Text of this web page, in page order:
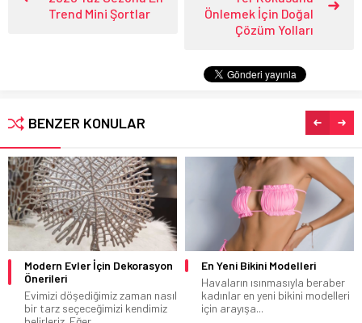
Trend Mini Şortlar
Önlemek İçin Doğal
Çözüm Yolları
BENZER KONULAR
Modern Evler İçin Dekorasyon
Önerileri
Evimizi döşediğimiz zaman nasıl
bir tarz seçeceğimizi kendimiz
En Yeni Bikini Modelleri
Havaların ısınmasıyla beraber
kadınlar en yeni bikini modelleri
için arayışa...